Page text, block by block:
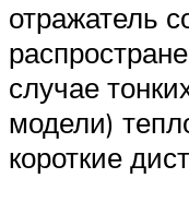
отражатель
случае
модели)
короткие